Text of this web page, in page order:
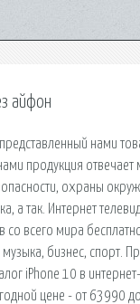
айфон
представленный нами
продукция
охраны
а так. Интернет
со всего мира
бизнес, спорт.
iPhone 10 в
цене - от 63990